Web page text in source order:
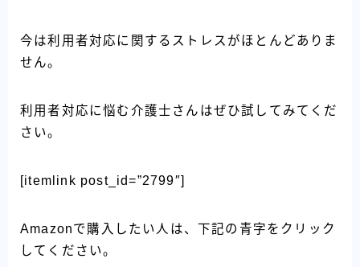
今は利用者対応に関するストレスがほとんどありま
せん。
利用者対応に悩む介護士さんはぜひ試してみてくだ
さい。
[itemlink post_id=”2799″]
Amazonで購入したい人は、下記の青字をクリック
してください。